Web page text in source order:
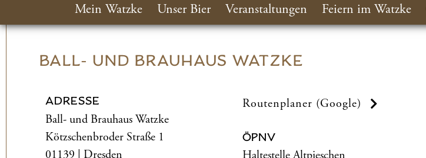
Mein Watzke Unser Bier Veranstaltungen Feiern im Watzke
BALL- UND­ BRAUHAUS WATZKE
ADRESSE
Ball- und­ Brauhaus Watzke
Kötzschenbroder Straße 1
01139 | Dresden
Routenplaner (Google)
ÖPNV